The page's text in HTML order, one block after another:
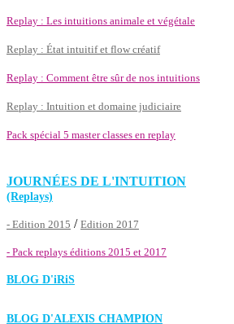
Replay : Les intuitions animale et végétale
Replay : État intuitif et flow créatif
Replay : Comment être sûr de nos intuitions
Replay : Intuition et domaine judiciaire
Pack spécial 5 master classes en replay
JOURNÉES DE L'INTUITION
(Replays)
- Edition 2015 / Edition 2017
- Pack replays éditions 2015 et 2017
BLOG D'iRiS
BLOG D'ALEXIS CHAMPION